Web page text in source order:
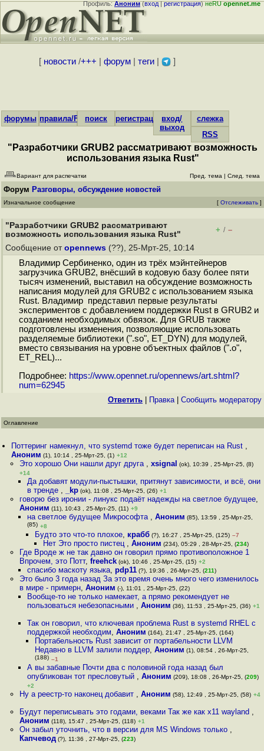
Профиль:Аноним(вход|регистрация)неRUopennet.me
[ новости/+++ форум| теги| ]
форумы правила/FAQпоиск регистрациявход/
выход
слежка
RSS
"Разработчики GRUB2 рассматривают возможность
использования языка Rust"
Вариант для распечатки Пред. тема | След. тема
Форум Разговоры, обсуждение новостей
Изначальное сообщение [ Отслеживать ]
"Разработчики GRUB2 рассматривают
возможность использования языка Rust"
+ / –
Сообщение от opennews (??), 25-Мрт-25, 10:14
Владимир Сербиненко, один из трёх мэйнтейнеров
загрузчика GRUB2, внёсший в кодовую базу более пяти
тысяч изменений, выставил на обсуждение возможность
написания модулей для GRUB2 c использованием языка
Rust. Владимир представил первые результаты
экспериментов с добавлением поддержки Rust в GRUB2 и
созданием необходимых обвязок. Для GRUB также
подготовлены изменения, позволяющие использовать
разделяемые библиотеки (".so", ET_DYN) для модулей,
вместо связывания на уровне объектных файлов (".o",
ET_REL)...
Подробнее: https://www.opennet.ru/opennews/art.shtml?
num=62945
Ответить Правка| Cообщить модератору
Оглавление
Поттеринг намекнул, что systemd тоже будет переписан на Rust ,
Аноним (1), 10:14 , 25-Мрт-25, (1) +12
Это хорошо Они нашли друг друга , xsignal (ok), 10:39 , 25-Мрт-25, (8)
+14
Да добавят модули-пыстышки, притянут зависимости, и всё, они
в тренде , _kp(ok), 11:08 , 25-Мрт-25, (26) +1
говорю без иронии - линукс подаёт надежды на светлое будущее,
Аноним (11), 10:43 , 25-Мрт-25, (11) +9
на светлое будущее Микрософта , Аноним (85), 13:59 , 25-Мрт-25,
(85) +8
Будто это что-то плохое, крабб (?), 16:27 , 25-Мрт-25, (125) –7
Нет Это просто пистец , Аноним (234), 05:29 , 28-Мрт-25, (234)
Где Вроде ж не так давно он говорил прямо противоположное 1
Впрочем, это Потт, freehck(ok), 10:46 , 25-Мрт-25, (15) +2
спасибо маскоту языка, pdp11(?), 19:36 , 26-Мрт-25, (211)
Это было 3 года назад За это время очень много чего изменилось
в мире - примерн, Аноним (-), 11:01 , 25-Мрт-25, (22)
Вообще-то не только намекает, а прямо рекомендует не
пользоваться небезопасными , Аноним (36), 11:53 , 25-Мрт-25, (36) +1
Так он говорил, что ключевая проблема Rust в systemd RHEL с
поддержкой необходим, Аноним (164), 21:47 , 25-Мрт-25, (164)
Портабельность Rust зависит от портабельности LLVM
Недавно в LLVM залили поддер,Аноним (1), 08:54 , 26-Мрт-25,
(188) –1
А вы забавные Почти два с половиной года назад был
опубликован тот пресловутый , Аноним (209), 18:08 , 26-Мрт-25, (209)
+2
Ну а реестр-то наконец добавит , Аноним (58), 12:49 , 25-Мрт-25, (58) +4
Будут переписывать это годами, веками Так же как x11 wayland ,
Аноним (118), 15:47 , 25-Мрт-25, (118) +1
Он забыл уточнить, что в версии для MS Windows только ,
Капчевод(?), 11:36 , 27-Мрт-25, (223)